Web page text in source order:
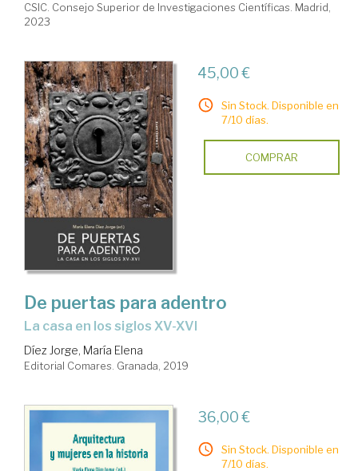
CSIC. Consejo Superior de Investigaciones Científicas. Madrid,
2023
45,00 €
Sin Stock. Disponible en
7/10 días.
COMPRAR
De puertas para adentro
la casa en los siglos XV-XVI
Díez Jorge, María Elena
Editorial Comares. Granada, 2019
36,00 €
Sin Stock. Disponible en
7/10 días.